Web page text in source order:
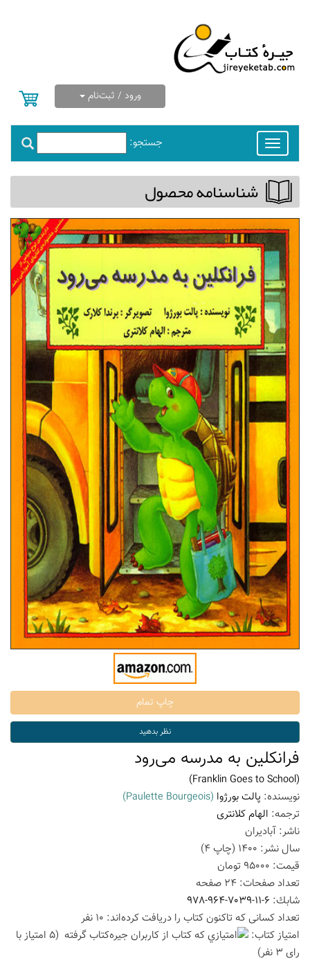
ورود / ثبت‌نام
جستجو:
Toggle
navigation
شناسنامه محصول
فرانکلین به مدرسه می‌رود
(Franklin Goes to School)
نویسنده: پالت بورژوا (Paulette Bourgeois)
ترجمه: الهام کلانتری
ناشر: آبادیران
سال نشر: 1400 (چاپ4
)
قیمت: 95000 تومان
تعداد صفحات: 24 صفحه
شابك: 978-964-7039-11-6
تعداد كسانی كه تاكنون كتاب را دریافت كرده‌اند: 10 نفر
امتیاز كتاب:
(5 امتیاز با
رای 3 نفر)